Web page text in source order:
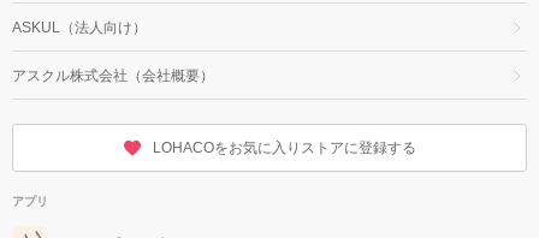
ASKUL（法人向け）
アスクル株式会社（会社概要）
LOHACOをお気に入りストアに登録する
アプリ